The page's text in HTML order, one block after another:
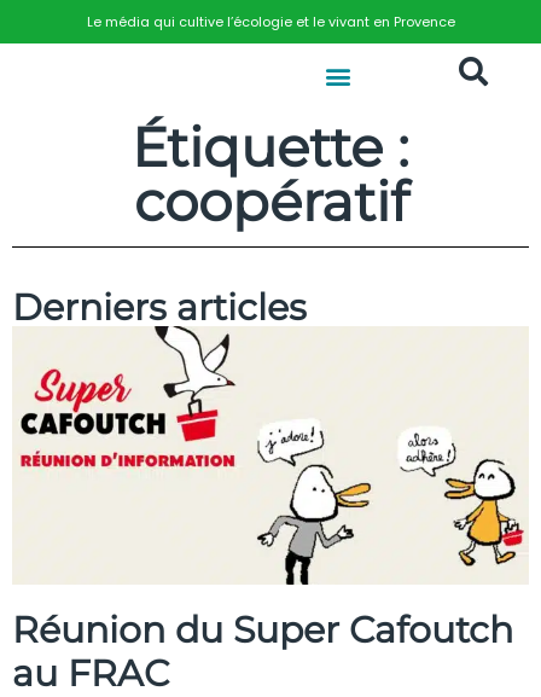
Le média qui cultive l’écologie et le vivant en Provence
Étiquette :
coopératif
Derniers articles
Réunion du Super Cafoutch
au FRAC